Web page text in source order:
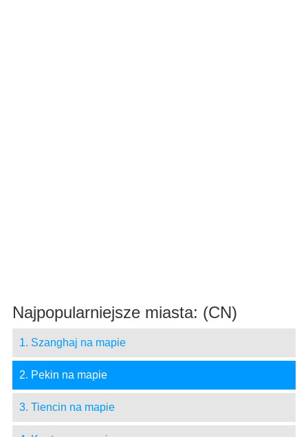
Najpopularniejsze miasta: (CN)
1. Szanghaj na mapie
2. Pekin na mapie
3. Tiencin na mapie